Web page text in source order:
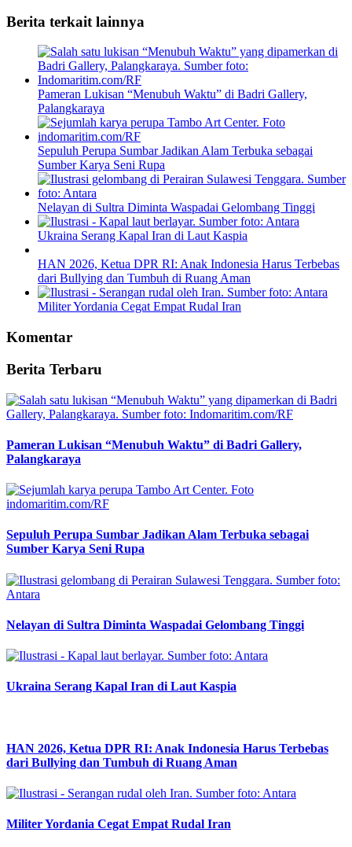
Berita terkait lainnya
Pameran Lukisan “Menubuh Waktu” di Badri Gallery,
Palangkaraya
Sepuluh Perupa Sumbar Jadikan Alam Terbuka sebagai
Sumber Karya Seni Rupa
Nelayan di Sultra Diminta Waspadai Gelombang Tinggi
Ukraina Serang Kapal Iran di Laut Kaspia
HAN 2026, Ketua DPR RI: Anak Indonesia Harus Terbebas
dari Bullying dan Tumbuh di Ruang Aman
Militer Yordania Cegat Empat Rudal Iran
Komentar
Berita Terbaru
Pameran Lukisan “Menubuh Waktu” di Badri Gallery,
Palangkaraya
Sepuluh Perupa Sumbar Jadikan Alam Terbuka sebagai
Sumber Karya Seni Rupa
Nelayan di Sultra Diminta Waspadai Gelombang Tinggi
Ukraina Serang Kapal Iran di Laut Kaspia
HAN 2026, Ketua DPR RI: Anak Indonesia Harus Terbebas
dari Bullying dan Tumbuh di Ruang Aman
Militer Yordania Cegat Empat Rudal Iran